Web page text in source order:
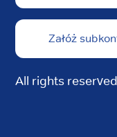
Załóż
All rights